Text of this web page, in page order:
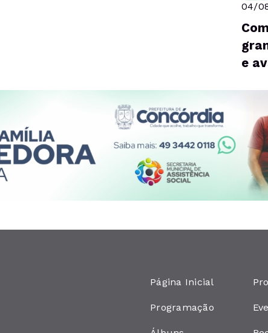
04/
e
Página Inicial
Programação